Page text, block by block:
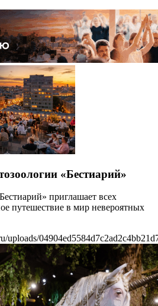
«Бестиарий»
приглашает всех
путешествие в мир невероятных
uploads/